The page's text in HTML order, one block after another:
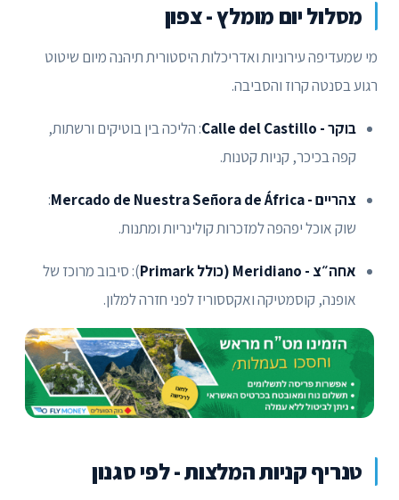
מסלול יום מומלץ - צפון
מי שמעדיפה עירוניות ואדריכלות היסטורית תיהנה מיום שיטוט
רגוע בסנטה קרוז והסביבה.
בוקר - Calle del Castillo
: הליכה בין בוטיקים ורשתות,
קפה בכיכר, קניות קטנות.
צהריים - Mercado de Nuestra Señora de África
:
שוק אוכל יפהפה למזכרות קולינריות ומתנות.
אחה״צ - Meridiano (כולל Primark
): סיבוב מרוכז של
אופנה, קוסמטיקה ואקססוריז לפני חזרה למלון.
טנריף קניות המלצות - לפי סגנון